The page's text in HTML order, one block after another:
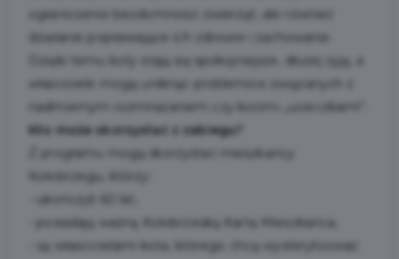
ograniczenie bezdomności zwierząt, ale również
działanie poprawiające ich zdrowie i zachowanie.
Dzięki temu koty stają się spokojniejsze, dłużej żyją, a
właściciele mogą uniknąć problemów związanych z
nadmiernym rozmnażaniem czy kocimi „ucieczkami”.
Kto może skorzystać z zabiegu?
Z programu mogą skorzystać mieszkańcy
Kołobrzegu, którzy:
- ukończyli 60 lat,
- posiadają ważną Kołobrzeską Kartę Mieszkańca,
- są właścicielami kota, którego chcą wysterylizować